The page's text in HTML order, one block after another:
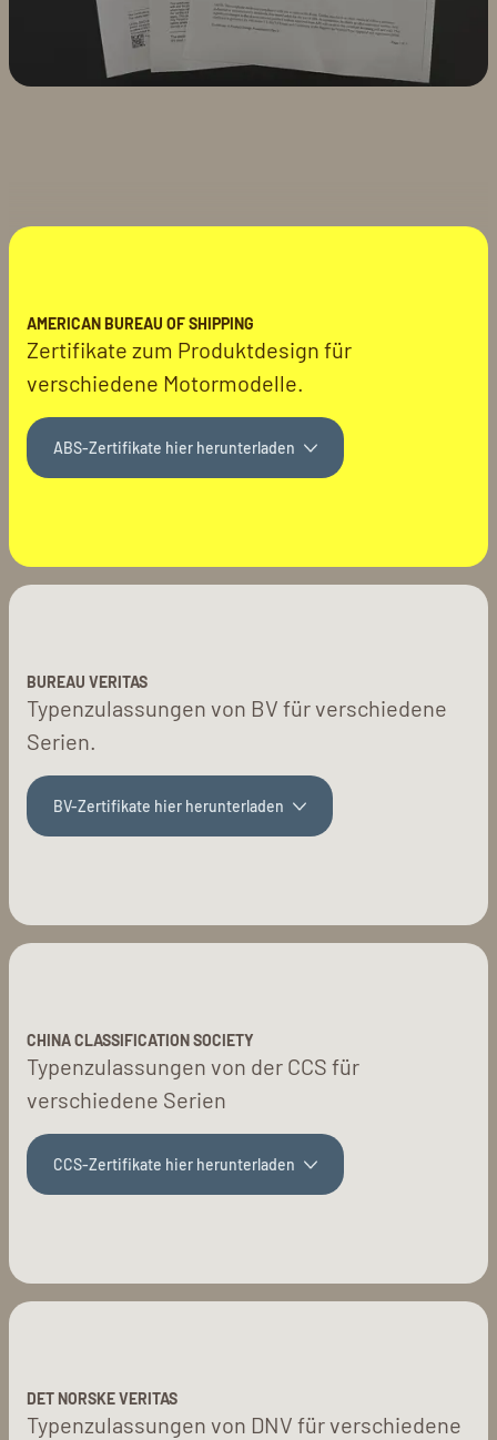
AMERICAN BUREAU OF SHIPPING
Zertifikate zum Produktdesign für
verschiedene Motormodelle.
ABS-Zertifikate hier herunterladen
BUREAU VERITAS
Typenzulassungen von BV für verschiedene
Serien.
BV-Zertifikate hier herunterladen
CHINA CLASSIFICATION SOCIETY
Typenzulassungen von der CCS für
verschiedene Serien
CCS-Zertifikate hier herunterladen
DET NORSKE VERITAS
Typenzulassungen von DNV für verschiedene